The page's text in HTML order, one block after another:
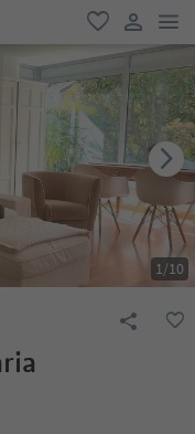
favoriti
user link
1/10